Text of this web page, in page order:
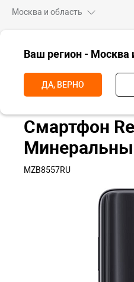
Москва и область
Ваш регион - Москва
ДА, ВЕРНО
Главная Смартфоны Redmi
Смартфон
MZB8557RU